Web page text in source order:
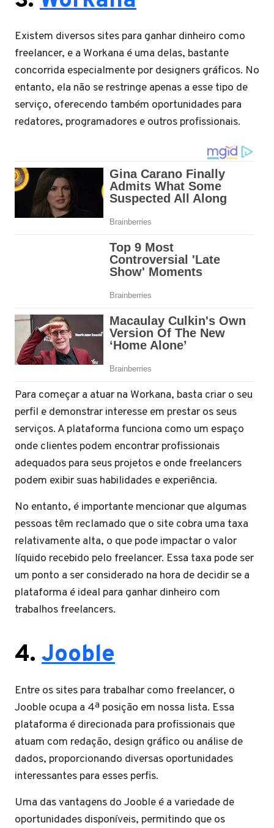
Existem diversos sites para ganhar dinheiro como
freelancer, e a Workana é uma delas, bastante
concorrida especialmente por designers gráficos. No
entanto, ela não se restringe apenas a esse tipo de
serviço, oferecendo também oportunidades para
redatores, programadores e outros profissionais.
Para começar a atuar na Workana, basta criar o seu
perfil e demonstrar interesse em prestar os seus
serviços. A plataforma funciona como um espaço
onde clientes podem encontrar profissionais
adequados para seus projetos e onde freelancers
podem exibir suas habilidades e experiência.
No entanto, é importante mencionar que algumas
pessoas têm reclamado que o site cobra uma taxa
relativamente alta, o que pode impactar o valor
líquido recebido pelo freelancer. Essa taxa pode ser
um ponto a ser considerado na hora de decidir se a
plataforma é ideal para ganhar dinheiro com
trabalhos freelancers.
4. Jooble
Entre os sites para trabalhar como freelancer, o
Jooble ocupa a 4ª posição em nossa lista. Essa
plataforma é direcionada para profissionais que
atuam com redação, design gráfico ou análise de
dados, proporcionando diversas oportunidades
interessantes para esses perfis.
Uma das vantagens do Jooble é a variedade de
oportunidades disponíveis, permitindo que os